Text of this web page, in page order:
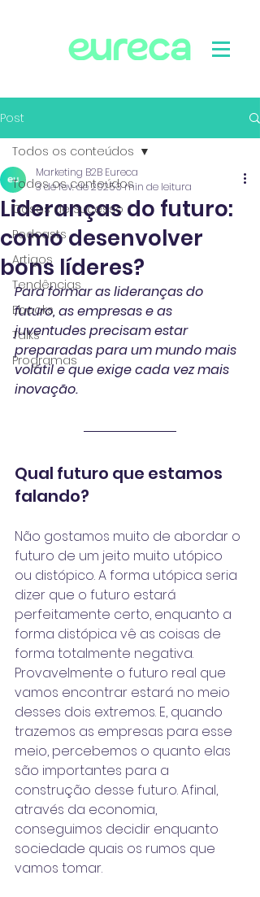
Post
Todos os conteúdos
Cases de Sucesso
Podcasts
Artigos
Tendências
Ebooks
Talks
Programas
Todos os conteúdos
Lideranças do futuro:
como desenvolver
bons líderes?
Marketing B2B Eureca
3 de fev. de 20253 min de leitura
Para formar as lideranças do
futuro, as empresas e as
juventudes precisam estar
preparadas para um mundo mais
volátil e que exige cada vez mais
inovação.
Qual futuro que estamos
falando?
Não gostamos muito de abordar o
futuro de um jeito muito utópico
ou distópico. A forma utópica seria
dizer que o futuro estará
perfeitamente certo, enquanto a
forma distópica vê as coisas de
forma totalmente negativa.
Provavelmente o futuro real que
vamos encontrar estará no meio
desses dois extremos. E, quando
trazemos as empresas para esse
meio, percebemos o quanto elas
são importantes para a
construção desse futuro. Afinal,
através da economia,
conseguimos decidir enquanto
sociedade quais os rumos que
vamos tomar.